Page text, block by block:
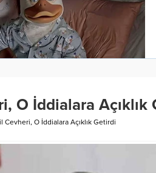
O İddialara Açıklık
Cevheri, O İddialara Açıklık Getirdi